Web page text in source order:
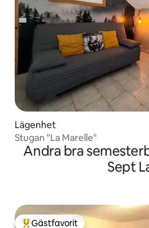
Lägenhet
Stugan "La Marelle"
Andra bra
Sept
Gästfavorit